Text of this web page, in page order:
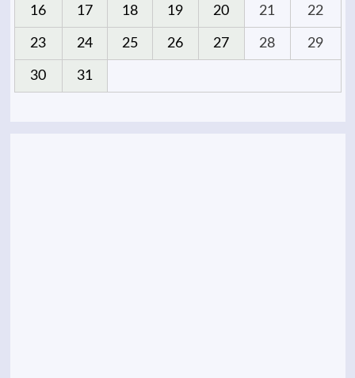
16 17 18 19 20 21 22
23 24 25 26 27 28 29
30 31